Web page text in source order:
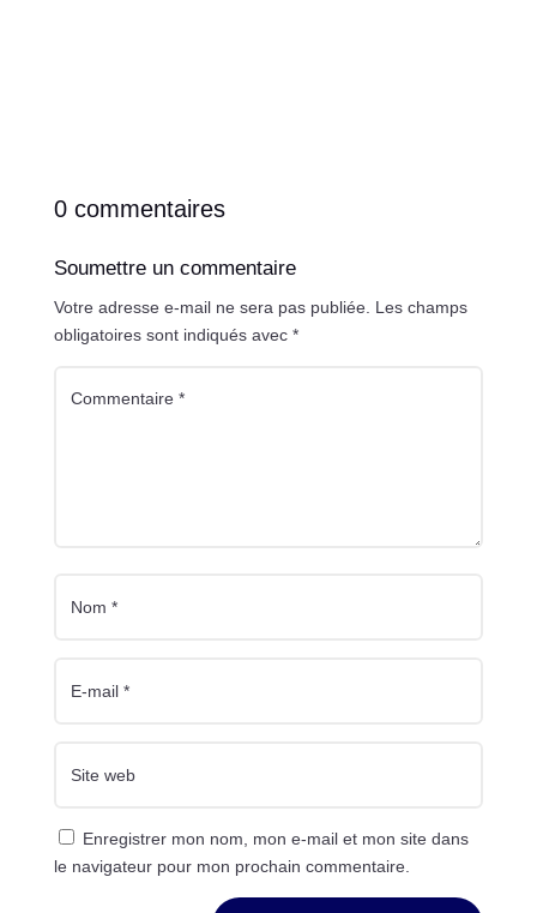
0 commentaires
Soumettre un commentaire
Votre adresse e-mail ne sera pas publiée. Les champs
obligatoires sont indiqués avec *
Enregistrer mon nom, mon e-mail et mon site dans
le navigateur pour mon prochain commentaire.